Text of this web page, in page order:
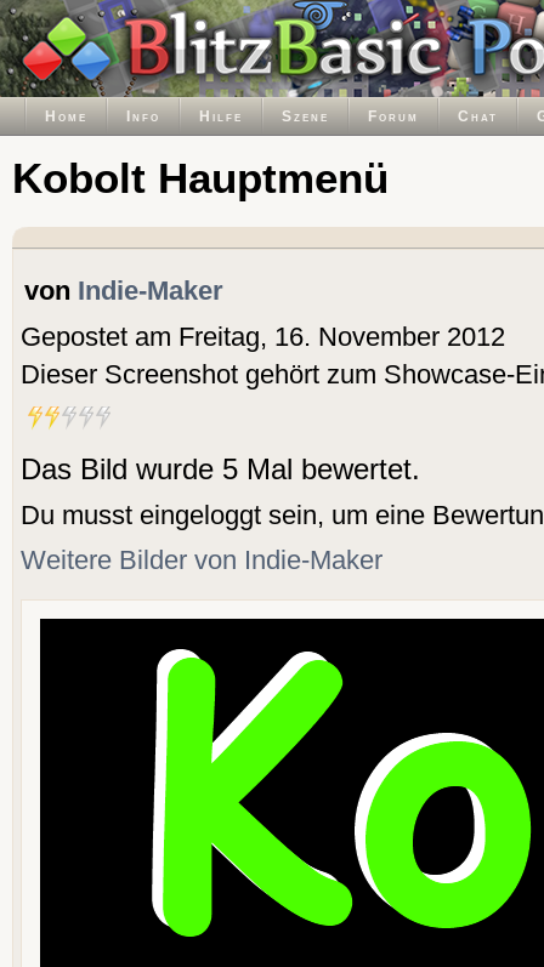
Home Info Hilfe Szene Forum Chat
Kobolt Hauptmenü
von Indie-Maker
Gepostet am Freitag, 16. November 2012
Dieser Screenshot gehört zum Showcase-
Das Bild wurde 5 Mal bewertet.
Du musst eingeloggt sein, um eine
Weitere Bilder von Indie-Maker